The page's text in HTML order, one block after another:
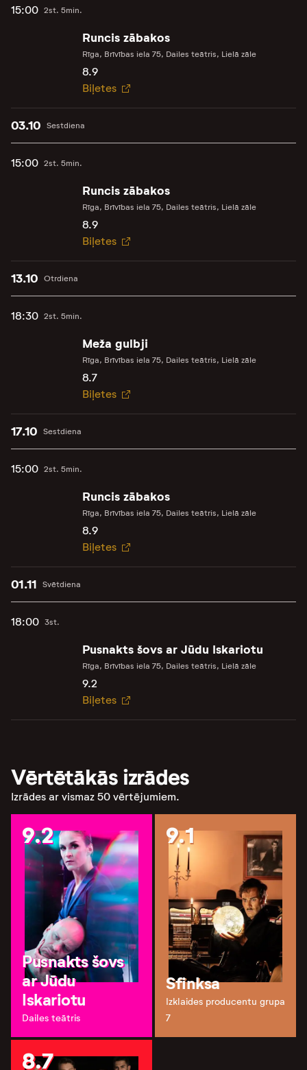
15:00 2st. 5min.
Runcis zābakos
Rīga, Brīvības iela 75, Dailes teātris, Lielā zāle
8.9
Biļetes
Sestdiena
03.10
15:00 2st. 5min.
Runcis zābakos
Rīga, Brīvības iela 75, Dailes teātris, Lielā zāle
8.9
Biļetes
Otrdiena
13.10
18:30 2st. 5min.
Meža gulbji
Rīga, Brīvības iela 75, Dailes teātris, Lielā zāle
8.7
Biļetes
Sestdiena
17.10
15:00 2st. 5min.
Runcis zābakos
Rīga, Brīvības iela 75, Dailes teātris, Lielā zāle
8.9
Biļetes
Svētdiena
01.11
18:00 3st.
Pusnakts šovs ar Jūdu Iskariotu
Rīga, Brīvības iela 75, Dailes teātris, Lielā zāle
9.2
Biļetes
Vērtētākās izrādes
Izrādes ar vismaz 50 vērtējumiem.
9.2
Pusnakts šovs
ar Jūdu
Iskariotu
Dailes teātris
9.1
Sfinksa
Izklaides producentu grupa
7
8.7